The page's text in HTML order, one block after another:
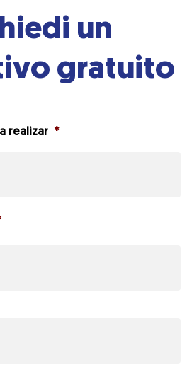
un
gratuito
realizar *